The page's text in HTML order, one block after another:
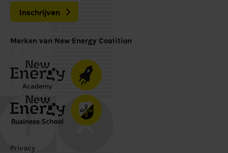
Inschrijven
Merken van New Energy Coalition
Privacy